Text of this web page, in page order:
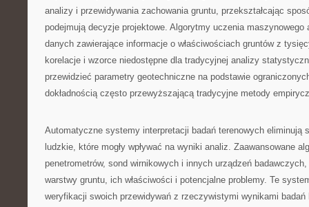
analizy i przewidywania zachowania gruntu, przekształcając
podejmują decyzje projektowe. Algorytmy uczenia maszynowego
danych zawierające informacje o właściwościach gruntów z
korelacje i wzorce niedostępne dla tradycyjnej analizy
przewidzieć parametry geotechniczne na podstawie
dokładnością często przewyższającą tradycyjne metody
Automatyczne systemy interpretacji badań terenowych eliminują
ludzkie, które mogły wpływać na wyniki analiz. Zaawansowane
penetrometrów, sond wirnikowych i innych urządzeń
warstwy gruntu, ich właściwości i potencjalne problemy. Te
weryfikacji swoich przewidywań z rzeczywistymi wynikami badań